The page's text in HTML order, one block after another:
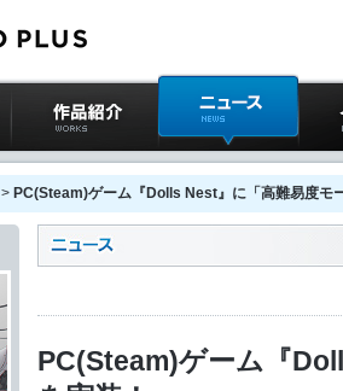
作品紹介 ニュース イベ
> PC(Steam)ゲーム『Dolls Nest』に「高難易度モ
PC(Steam)ゲーム『